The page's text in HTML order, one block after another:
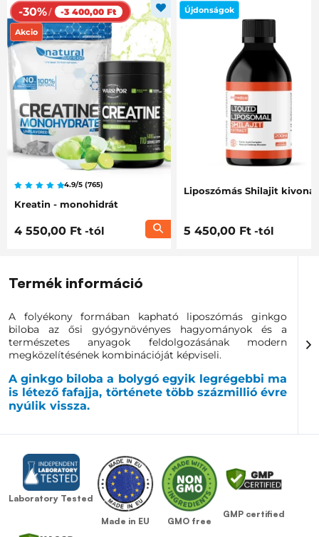
Kreatin - monohidrát
-30%/ -3 400,00 Ft
Akcio
4.9/5 (765)
4 550,00 Ft -tól
Liposzómás Shilajit kivonat
Újdonságok
5 450,00 Ft -tól
Termék információ
A folyékony formában kapható liposzómás ginkgo
biloba az ősi gyógynövényes hagyományok és a
természetes anyagok feldolgozásának modern
megközelítésének kombinációját képviseli.
A ginkgo biloba a bolygó egyik legrégebbi ma
is létező fafajja, története több százmillió évre
nyúlik vissza.
tulajdonságokként, amelyek szorosan kapcsolódnak az
emberi test működéséhez is. A természetben jelentős
éghajlati és környezeti változásokat élt túl, ami kiemeli
a különböző körülményekhez való
alkalmazkodóképességét és harmonikus működését.
A ginkgo modern liposzómás formává történő
Laboratory Tested
Made in EU GMO free
GMP certified